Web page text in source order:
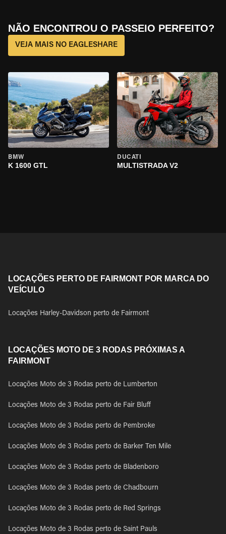
NÃO ENCONTROU O PASSEIO PERFEITO?
VEJA MAIS NO EAGLESHARE
BMW
K 1600 GTL
DUCATI
MULTISTRADA V2
LOCAÇÕES PERTO DE FAIRMONT POR MARCA DO
VEÍCULO
Locações Harley-Davidson perto de Fairmont
LOCAÇÕES MOTO DE 3 RODAS PRÓXIMAS A
FAIRMONT
Locações Moto de 3 Rodas perto de Lumberton
Locações Moto de 3 Rodas perto de Fair Bluff
Locações Moto de 3 Rodas perto de Pembroke
Locações Moto de 3 Rodas perto de Barker Ten Mile
Locações Moto de 3 Rodas perto de Bladenboro
Locações Moto de 3 Rodas perto de Chadbourn
Locações Moto de 3 Rodas perto de Red Springs
Locações Moto de 3 Rodas perto de Saint Pauls